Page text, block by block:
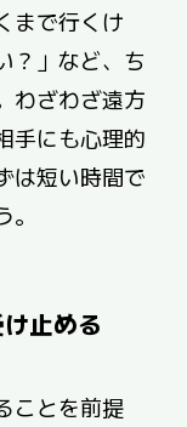
まで行くけ
？」など、ち
わざわざ遠方
手にも心理的
は短い時間で
止める
ことを前提